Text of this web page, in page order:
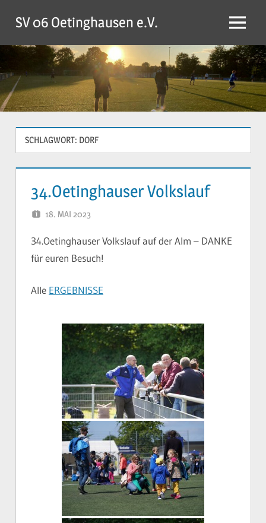
Inhalt
springen
SV 06 Oetinghausen e.V. Menü
SCHLAGWORT: DORF
34.Oetinghauser Volkslauf
18. MAI 2023
34.Oetinghauser Volkslauf auf der Alm – DANKE
für euren Besuch!
Alle ERGEBNISSE